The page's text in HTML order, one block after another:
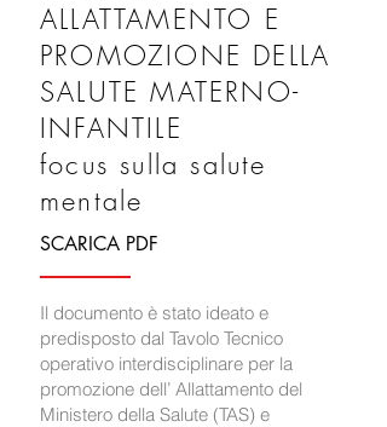
ALLATTAMENTO E
PROMOZIONE DELLA
SALUTE MATERNO-
INFANTILE
focus sulla salute
mentale
SCARICA PDF
Il documento è stato ideato e
predisposto dal Tavolo Tecnico
operativo interdisciplinare per la
promozione dell’ Allattamento del
Ministero della Salute (TAS) e